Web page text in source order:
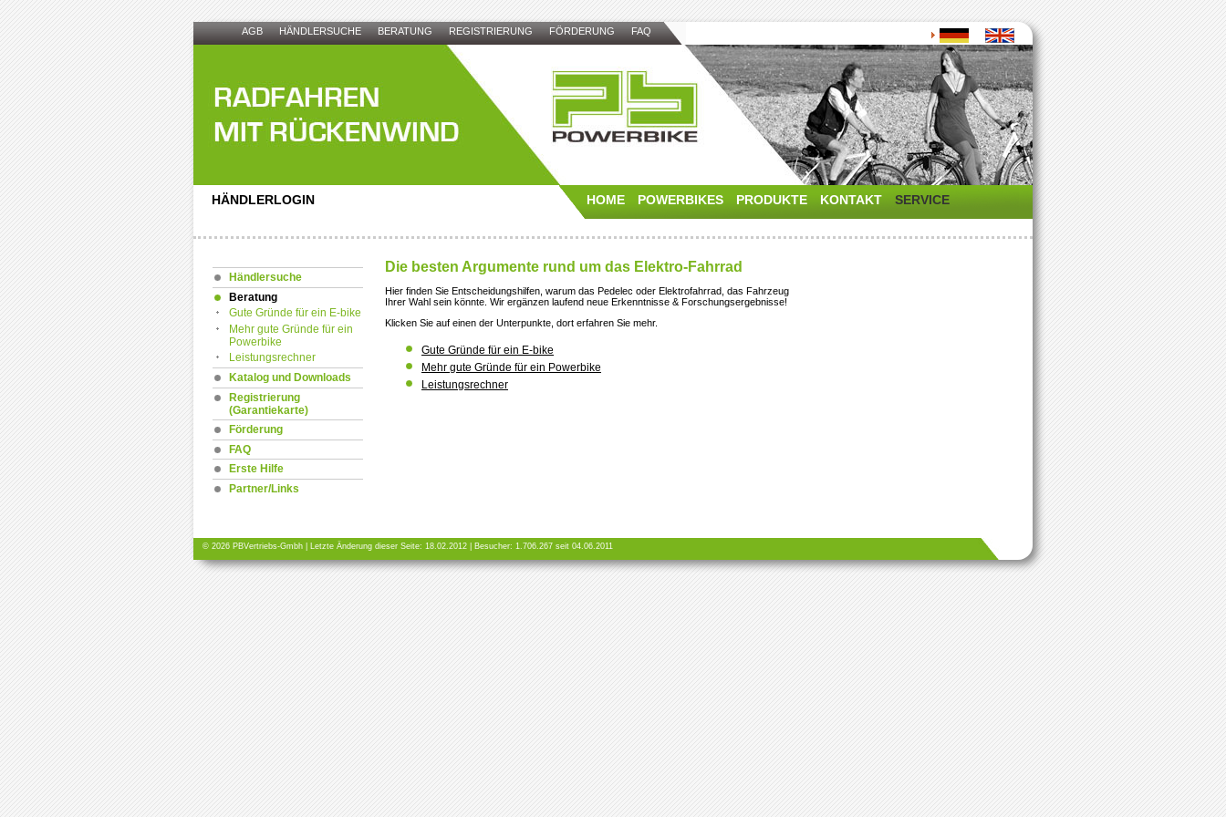
AGB HÄNDLERSUCHE BERATUNG REGISTRIERUNG FÖRDERUNG FAQ
HÄNDLERLOGIN HOME POWERBIKES PRODUKTE KONTAKT SERVICE
Händlersuche
Beratung
Gute Gründe für ein E-bike
Mehr gute Gründe für ein
Powerbike
Leistungsrechner
Katalog und Downloads
Registrierung
(Garantiekarte)
Förderung
FAQ
Erste Hilfe
Partner/Links
Die besten Argumente rund um das Elektro-Fahrrad
Hier finden Sie Entscheidungshilfen, warum das Pedelec oder Elektrofahrrad, das Fahrzeug
Ihrer Wahl sein könnte. Wir ergänzen laufend neue Erkenntnisse & Forschungsergebnisse!
Klicken Sie auf einen der Unterpunkte, dort erfahren Sie mehr.
Gute Gründe für ein E-bike
Mehr gute Gründe für ein Powerbike
Leistungsrechner
© 2026 PBVertriebs-Gmbh | Letzte Änderung dieser Seite: 18.02.2012 | Besucher: 1.706.267 seit 04.06.2011